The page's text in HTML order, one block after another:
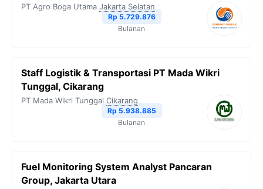
PT Agro Boga Utama Jakarta Selatan
Rp 5.729.876
Bulanan
Staff Logistik & Transportasi PT Mada Wikri
Tunggal, Cikarang
PT Mada Wikri Tunggal Cikarang
Rp 5.938.885
Bulanan
Fuel Monitoring System Analyst Pancaran
Group, Jakarta Utara